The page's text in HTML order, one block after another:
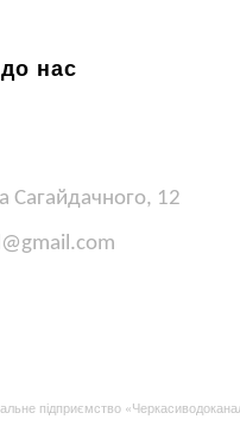
нас
Сагайдачного, 12
підприємство